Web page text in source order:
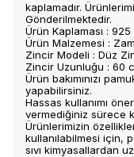
kaplamadır.
Gönderilmektedir.
Ürün Kaplaması :
Ürün Malzemesi :
Zincir Modeli : Düz
Zincir Uzunluğu : 60
Ürün bakımınızı
yapabilirsiniz.
Hassas kullanımı
vermediğiniz sürece
Ürünlerimizin
kullanılabilmesi için,
sıvı kimyasallardan